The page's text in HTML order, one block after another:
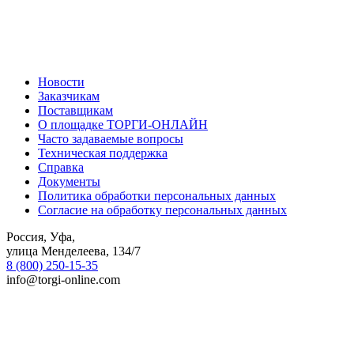
Новости
Заказчикам
Поставщикам
О площадке ТОРГИ-ОНЛАЙН
Часто задаваемые вопросы
Техническая поддержка
Справка
Документы
Политика обработки персональных данных
Согласие на обработку персональных данных
Россия, Уфа,
улица Менделеева, 134/7
8 (800) 250-15-35
info@torgi-online.com